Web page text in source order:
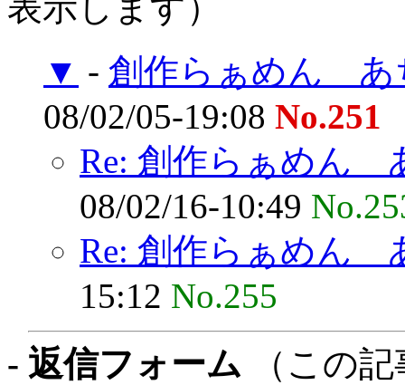
表示します）
▼ - 創作らぁめん
08/02/05-19:08 No.251
Re: 創作らぁめん
08/02/16-10:49
Re: 創作らぁめん
15:12 No.255
- 返信フォーム （この